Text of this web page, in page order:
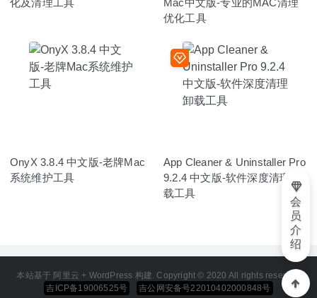
优化工具
OnyX 3.8.4 中文版-老牌Mac
系统维护工具
App Cleaner & Uninstaller Pro
9.2.4 中文版-软件深度清理卸
载工具
本站基于 阿里云 + WordPress 构建. Copyright © 2020 All rights reserved
吉ICP备19006525号
吉公网安备号22010402000848号
会
员
介
绍